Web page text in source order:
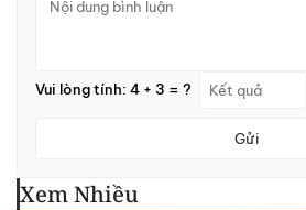
Vui lòng tính: 4 + 3 = ?
Gửi
Xem Nhiều